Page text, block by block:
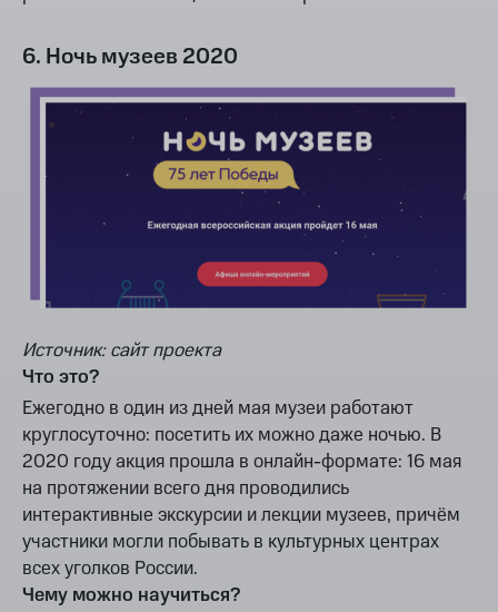
6. Ночь музеев 2020
Источник: сайт проекта
Что это?
Ежегодно в один из дней мая музеи работают
круглосуточно: посетить их можно даже ночью. В
2020 году акция прошла в онлайн-формате: 16 мая
на протяжении всего дня проводились
интерактивные экскурсии и лекции музеев, причём
участники могли побывать в культурных центрах
всех уголков России.
Чему можно научиться?